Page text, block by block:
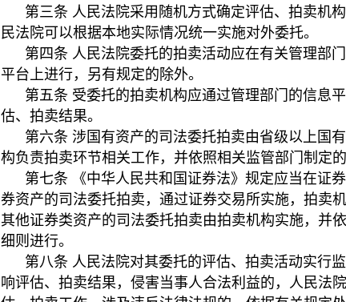
第三条 人民法院采用随机方式确定评估、拍卖机
民法院可以根据本地实际情况统一实施对外委托。
第四条 人民法院委托的拍卖活动应在有关管理部
平台上进行，另有规定的除外。
第五条 受委托的拍卖机构应通过管理部门的信息
估、拍卖结果。
第六条 涉国有资产的司法委托拍卖由省级以上国
构负责拍卖环节相关工作，并依照相关监管部门制定
第七条 《中华人民共和国证券法》规定应当在证
券资产的司法委托拍卖，通过证券交易所实施，拍卖
其他证券类资产的司法委托拍卖由拍卖机构实施，并
细则进行。
第八条 人民法院对其委托的评估、拍卖活动实行
响评估、拍卖结果，侵害当事人合法利益的，人民法